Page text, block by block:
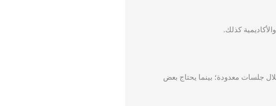
كذلك.
جلسات معدودة؛ بينما يحتاج بعض